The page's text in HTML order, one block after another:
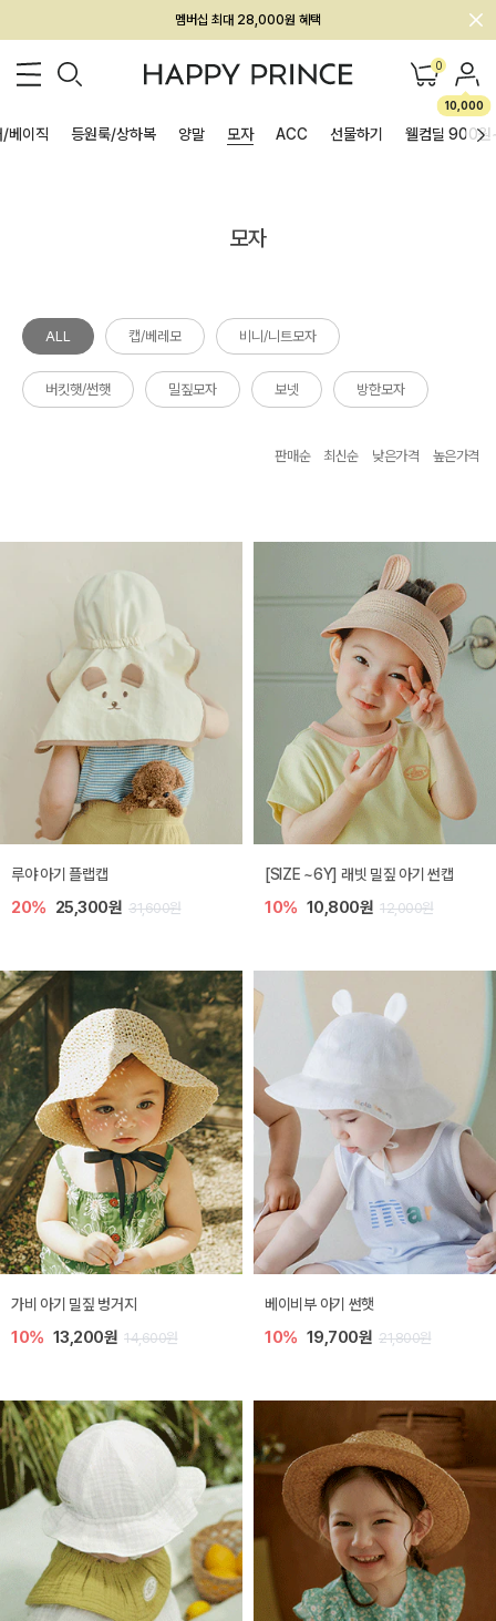
멤버십 최대 28,000원 혜택
0
10,000
/베이직 등원룩/상하복 양말 모자 ACC 선물하기 웰컴딜 900원
모자
ALL 캡/베레모 비니/니트모자
버킷햇/썬햇 밀짚모자 보넷 방한모자
판매순 최신순 낮은가격 높은가격
루야 아기 플랩캡
20% 25,300원 31,600원
[SIZE ~6Y] 래빗 밀짚 아기 썬캡
10% 10,800원 12,000원
가비 아기 밀짚 벙거지
10% 13,200원 14,600원
베이비부 아기 썬햇
10% 19,700원 21,800원